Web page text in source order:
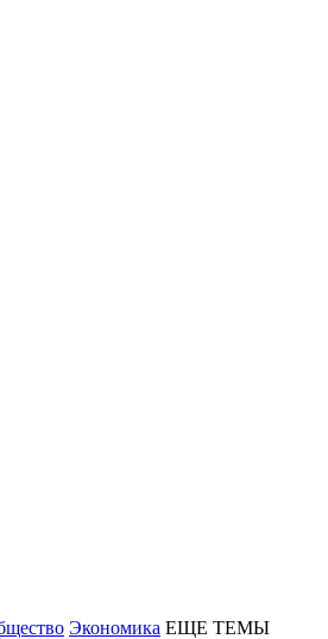
Экономика ЕЩЕ ТЕМЫ